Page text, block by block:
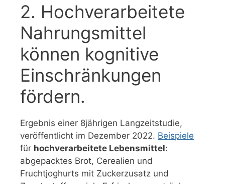
2. Hochverarbeitete
Nahrungsmittel
können kognitive
Einschränkungen
fördern.
Ergebnis einer 8jährigen Langzeitstudie,
veröffentlicht im Dezember 2022. Beispiele
für hochverarbeitete Lebensmittel:
abgepacktes Brot, Cerealien und
Fruchtjoghurts mit Zuckerzusatz und